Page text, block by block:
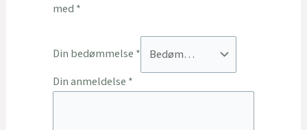
med *
Din bedømmelse *
Din anmeldelse *